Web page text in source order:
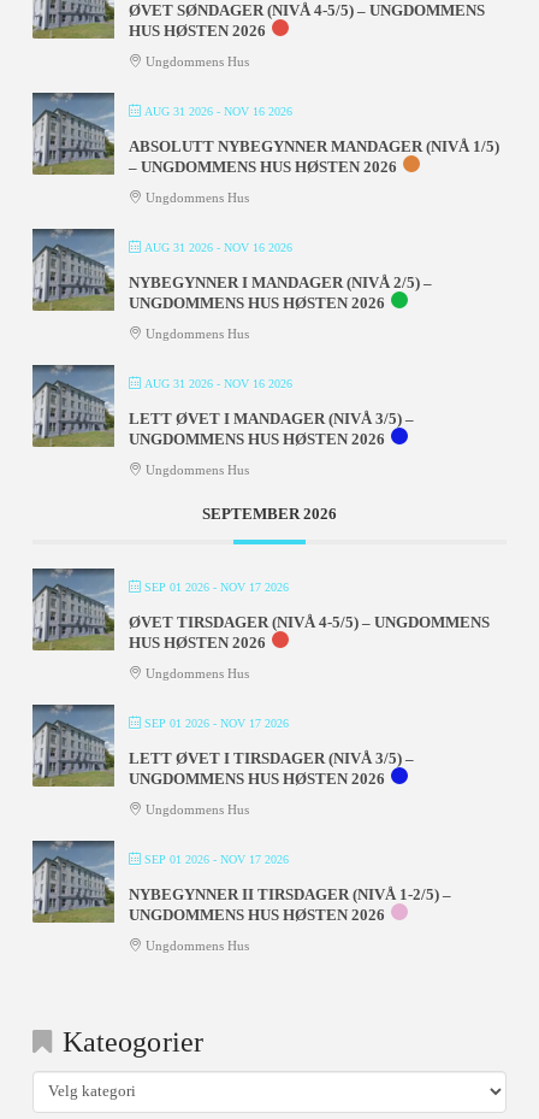
ØVET SØNDAGER (NIVÅ 4-5/5) – UNGDOMMENS
HUS HØSTEN 2026
Ungdommens Hus
AUG 31 2026- NOV 16 2026
ABSOLUTT NYBEGYNNER MANDAGER (NIVÅ 1/5)
– UNGDOMMENS HUS HØSTEN 2026
Ungdommens Hus
AUG 31 2026- NOV 16 2026
NYBEGYNNER I MANDAGER (NIVÅ 2/5) –
UNGDOMMENS HUS HØSTEN 2026
Ungdommens Hus
AUG 31 2026- NOV 16 2026
LETT ØVET I MANDAGER (NIVÅ 3/5) –
UNGDOMMENS HUS HØSTEN 2026
Ungdommens Hus
SEPTEMBER 2026
SEP 01 2026- NOV 17 2026
ØVET TIRSDAGER (NIVÅ 4-5/5) – UNGDOMMENS
HUS HØSTEN 2026
Ungdommens Hus
SEP 01 2026- NOV 17 2026
LETT ØVET I TIRSDAGER (NIVÅ 3/5) –
UNGDOMMENS HUS HØSTEN 2026
Ungdommens Hus
SEP 01 2026- NOV 17 2026
NYBEGYNNER II TIRSDAGER (NIVÅ 1-2/5) –
UNGDOMMENS HUS HØSTEN 2026
Ungdommens Hus
Kateogorier
Kateogorier